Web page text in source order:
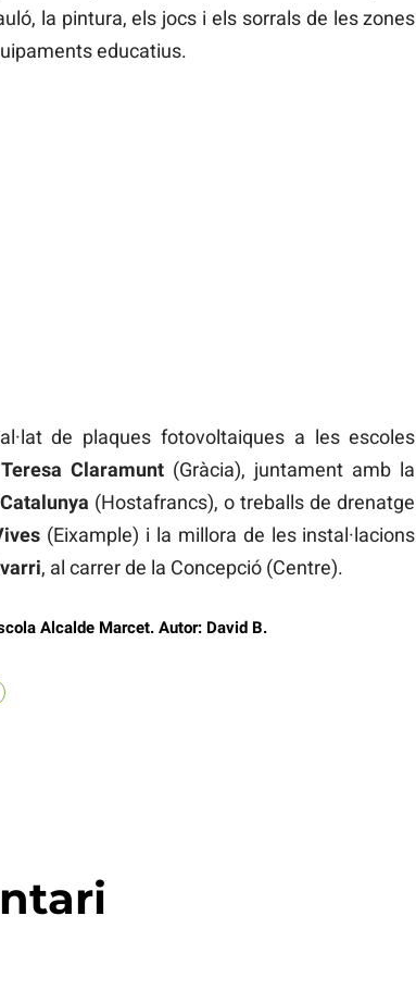
la pintura, els jocs i els sorrals de les zones
educatius.
de plaques fotovoltaiques a les escoles
Teresa Claramunt (Gràcia), juntament amb la
Catalunya (Hostafrancs), o treballs de drenatge
(Eixample) i la millora de les instal·lacions
, al carrer de la Concepció (Centre).
Alcalde Marcet. Autor: David B.